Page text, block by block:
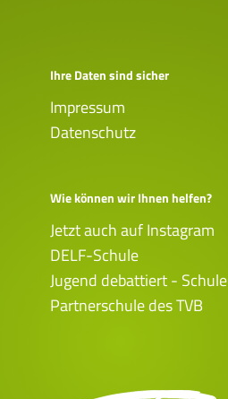
Ihre Daten sind sicher
Impressum
Datenschutz
Wie können wir Ihnen helfen?
Jetzt auch auf Instagram
DELF-Schule
Jugend debattiert - Schule
Partnerschule des TVB